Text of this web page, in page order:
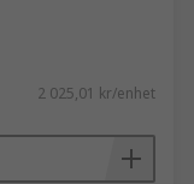
2 025,01 kr/enhet